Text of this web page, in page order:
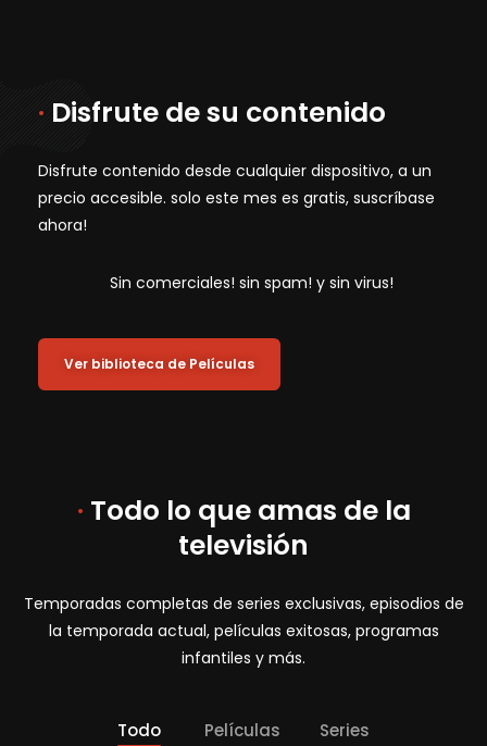
· Disfrute de su contenido
Disfrute contenido desde cualquier dispositivo, a un
precio accesible. solo este mes es gratis, suscríbase
ahora!
Sin comerciales! sin spam! y sin virus!
Ver biblioteca de Películas
· Todo lo que amas de la
televisión
Temporadas completas de series exclusivas, episodios de
la temporada actual, películas exitosas, programas
infantiles y más.
Todo Películas Series